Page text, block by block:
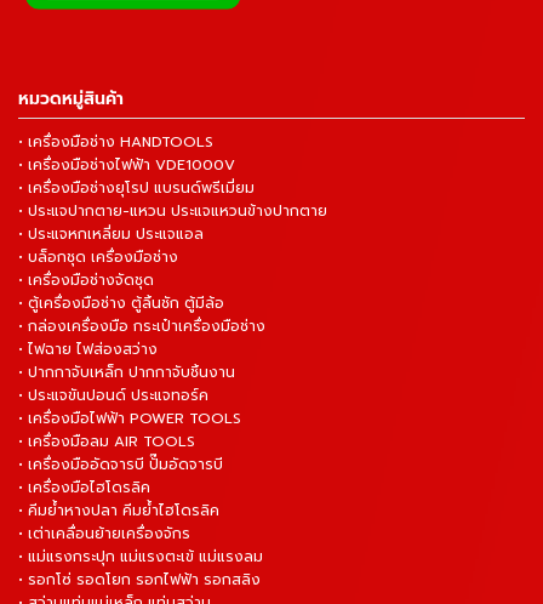
หมวดหมู่สินค้า
• เครื่องมือช่าง HANDTOOLS
• เครื่องมือช่างไฟฟ้า VDE1000V
• เครื่องมือช่างยุโรป แบรนด์พรีเมี่ยม
• ประแจปากตาย-แหวน ประแจแหวนข้างปากตาย
• ประแจหกเหลี่ยม ประแจแอล
• บล็อกชุด เครื่องมือช่าง
• เครื่องมือช่างจัดชุด
• ตู้เครื่องมือช่าง ตู้ลิ้นชัก ตู้มีล้อ
• กล่องเครื่องมือ กระเป๋าเครื่องมือช่าง
• ไฟฉาย ไฟส่องสว่าง
• ปากกาจับเหล็ก ปากกาจับชิ้นงาน
• ประแจขันปอนด์ ประแจทอร์ค
• เครื่องมือไฟฟ้า POWER TOOLS
• เครื่องมือลม AIR TOOLS
• เครื่องมืออัดจารบี ปั๊มอัดจารบี
• เครื่องมือไฮโดรลิค
• คีมย้ำหางปลา คีมย้ำไฮโดรลิค
• เต่าเคลื่อนย้ายเครื่องจักร
• แม่แรงกระปุก แม่แรงตะเข้ แม่แรงลม
• รอกโซ่ รอดโยก รอกไฟฟ้า รอกสลิง